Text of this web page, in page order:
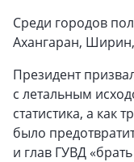
Среди городов
Ахангаран,
Президент
с летальным
статистика, а как
было
и глав ГУВД